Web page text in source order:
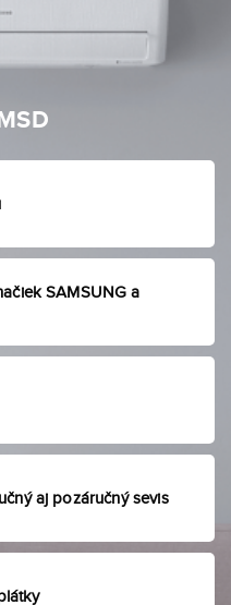
SAMSUNG a
aj pozáručný sevis